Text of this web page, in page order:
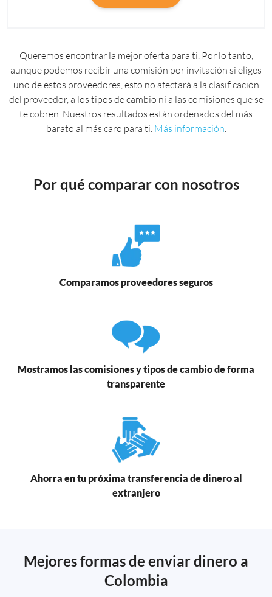
Queremos encontrar la mejor oferta para ti. Por lo tanto,
aunque podemos recibir una comisión por invitación si eliges
uno de estos proveedores, esto no afectará a la clasificación
del proveedor, a los tipos de cambio ni a las comisiones que se
te cobren. Nuestros resultados están ordenados del más
barato al más caro para ti. Más información.
Por qué comparar con nosotros
Comparamos proveedores seguros
Mostramos las comisiones y tipos de cambio de forma
transparente
Ahorra en tu próxima transferencia de dinero al
extranjero
Mejores formas de enviar dinero a
Colombia